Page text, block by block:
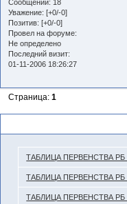
Сообщений: 18
Уважение: [+0/-0]
Позитив: [+0/-0]
Провел на форуме:
Не определено
Последний визит:
01-11-2006 18:26:27
Страница:1
ТАБЛИЦА ПЕРВЕНСТВА РБ
ТАБЛИЦА ПЕРВЕНСТВА РБ
ТАБЛИЦА ПЕРВЕНСТВА РБ